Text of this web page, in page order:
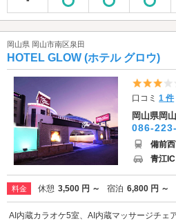
岡山県 岡山市南区泉田
HOTEL GLOW (ホテル グロウ)
口コミ1 件
岡山県岡
086-
備前
青江IC
料金 休憩 3,500 円 ～ 宿泊 6,800 円 ～
AI内蔵カラオケ5室、AI内蔵マッサージチェ